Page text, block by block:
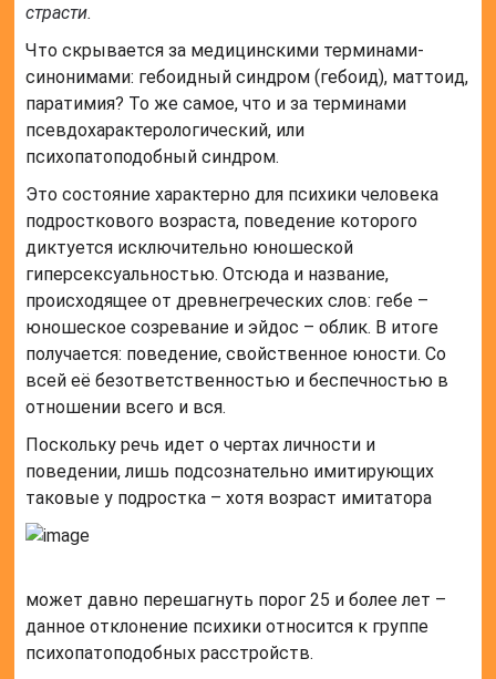
страсти.
Что скрывается за медицинскими терминами-
синонимами: гебоидный синдром (гебоид), маттоид,
паратимия? То же самое, что и за терминами
псевдохарактерологический, или
психопатоподобный синдром.
Это состояние характерно для психики человека
подросткового возраста, поведение которого
диктуется исключительно юношеской
гиперсексуальностью. Отсюда и название,
происходящее от древнегреческих слов: гебе –
юношеское созревание и эйдос – облик. В итоге
получается: поведение, свойственное юности. Со
всей её безответственностью и беспечностью в
отношении всего и вся.
Поскольку речь идет о чертах личности и
поведении, лишь подсознательно имитирующих
таковые у подростка – хотя возраст имитатора
может давно перешагнуть порог 25 и более лет –
данное отклонение психики относится к группе
психопатоподобных расстройств.